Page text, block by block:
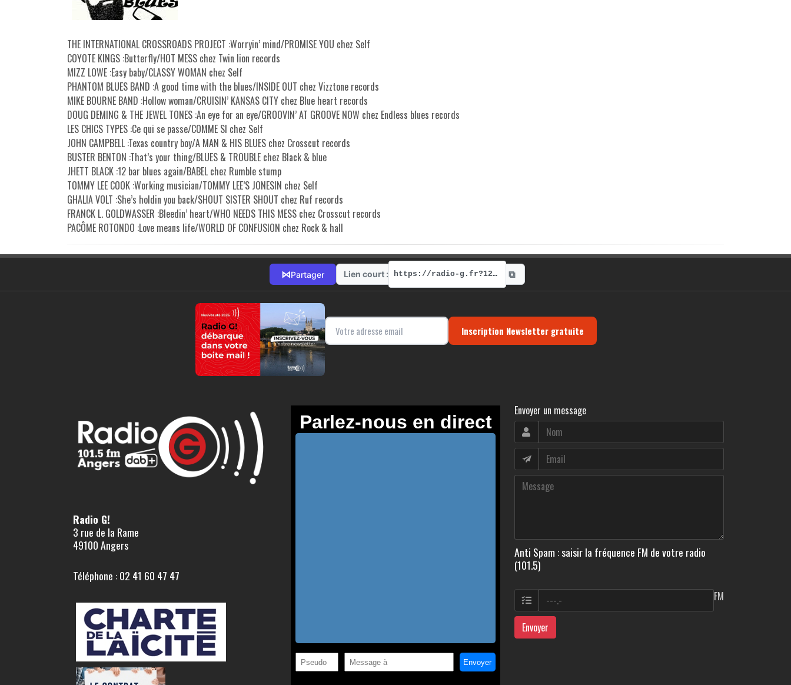
THE INTERNATIONAL CROSSROADS PROJECT :Worryin’ mind/PROMISE YOU chez Self
COYOTE KINGS :Butterfly/HOT MESS chez Twin lion records
MIZZ LOWE :Easy baby/CLASSY WOMAN chez Self
PHANTOM BLUES BAND :A good time with the blues/INSIDE OUT chez Vizztone records
MIKE BOURNE BAND :Hollow woman/CRUISIN’ KANSAS CITY chez Blue heart records
DOUG DEMING & THE JEWEL TONES :An eye for an eye/GROOVIN’ AT GROOVE NOW chez Endless blues records
LES CHICS TYPES :Ce qui se passe/COMME SI chez Self
JOHN CAMPBELL :Texas country boy/A MAN & HIS BLUES chez Crosscut records
BUSTER BENTON :That’s your thing/BLUES & TROUBLE chez Black & blue
JHETT BLACK :12 bar blues again/BABEL chez Rumble stump
TOMMY LEE COOK :Working musician/TOMMY LEE’S JONESIN chez Self
GHALIA VOLT :She’s holdin you back/SHOUT SISTER SHOUT chez Ruf records
FRANCK L. GOLDWASSER :Bleedin’ heart/WHO NEEDS THIS MESS chez Crosscut records
PACÔME ROTONDO :Love means life/WORLD OF CONFUSION chez Rock & hall
⋈Partager Lien court : https://radio-g.fr?12568 ⧉
Inscription Newsletter gratuite
Radio G!
3 rue de la Rame
49100 Angers
Téléphone : 02 41 60 47 47
Envoyer un message
Anti Spam : saisir la fréquence FM de votre radio
(101.5)
FM
Envoyer